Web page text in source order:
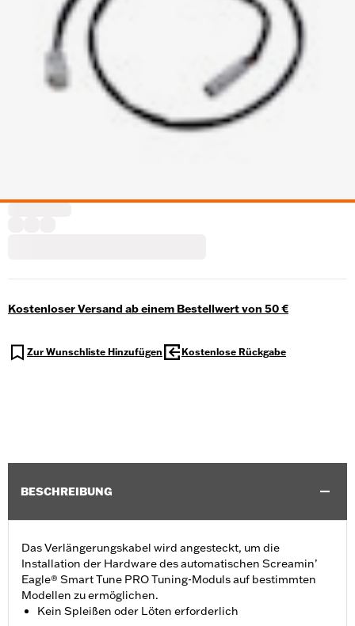
Kostenloser Versand ab einem Bestellwert von 50 €
Zur Wunschliste Hinzufügen Kostenlose Rückgabe
BESCHREIBUNG
Das Verlängerungskabel wird angesteckt, um die
Installation der Hardware des automatischen Screamin’
Eagle® Smart Tune PRO Tuning-Moduls auf bestimmten
Modellen zu ermöglichen.
Kein Spleißen oder Löten erforderlich